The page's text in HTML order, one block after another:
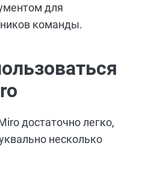
для
команды.
достаточно легко,
несколько